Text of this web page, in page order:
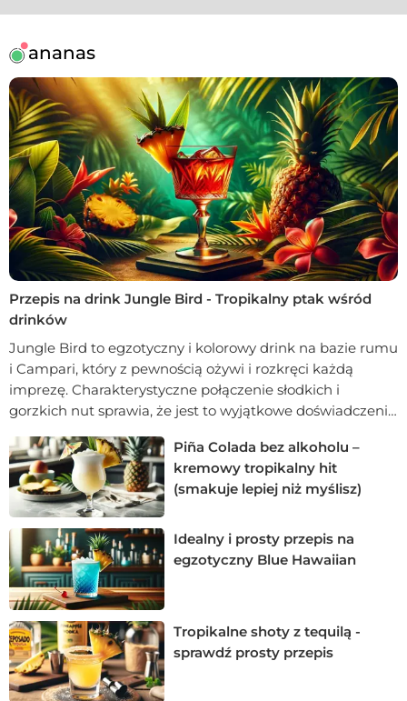
ananas
Przepis na drink Jungle Bird - Tropikalny ptak wśród
drinków
Jungle Bird to egzotyczny i kolorowy drink na bazie rumu
i Campari, który z pewnością ożywi i rozkręci każdą
imprezę. Charakterystyczne połączenie słodkich i
gorzkich nut sprawia, że jest to wyjątkowe doświadczenie
nadaje bogaty i głęboki smak, kontrastując z kwaśną
świeżością soku z limonki. Dodatek syropu z cukru
trzcinowego delikatnie równoważy smaki, a to wszystko
dopełnione jest egzotyczną nutą likieru Campari -
spróbuj koniecznie!
Piña Colada bez alkoholu –
kremowy tropikalny hit
(smakuje lepiej niż myślisz)
Idealny i prosty przepis na
egzotyczny Blue Hawaiian
Tropikalne shoty z tequilą -
sprawdź prosty przepis